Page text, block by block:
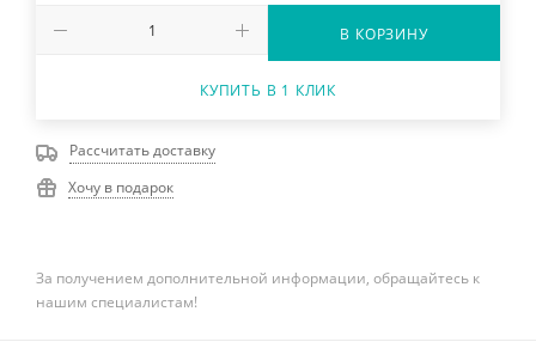
В КОРЗИНУ
КУПИТЬ В 1 КЛИК
Рассчитать доставку
Хочу в подарок
За получением дополнительной информации, обращайтесь к
нашим специалистам!